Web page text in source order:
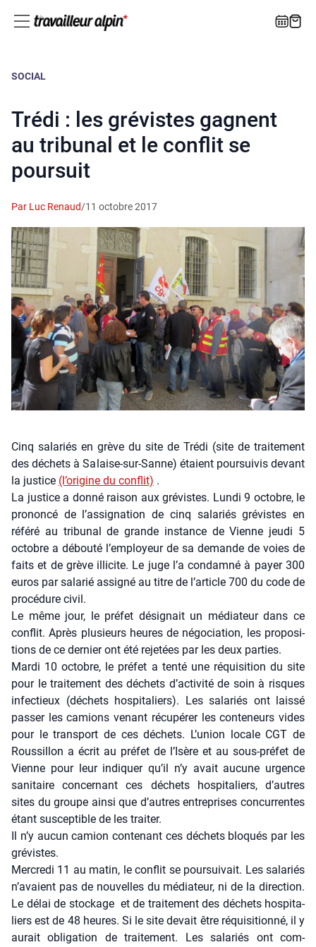
SOCIAL
Trédi : les grévistes gagnent
au tribunal et le conflit se
poursuit
Par Luc Renaud/11 octobre 2017
Cinq sala­riés en grève du site de Tré­di (site de trai­te­ment
des déchets à Salaise-sur-Sanne) étaient pour­sui­vis devant
la jus­tice (l’o­ri­gine du conflit) .
La jus­tice a don­né rai­son aux gré­vistes. Lun­di 9 octobre, le
pro­non­cé de l’as­si­gna­tion de cinq sala­riés gré­vistes en
réfé­ré au tri­bu­nal de grande ins­tance de Vienne jeu­di 5
octobre a débou­té l’employeur de sa demande de voies de
faits et de grève illi­cite. Le juge l’a condam­né à payer 300
euros par sala­rié assi­gné au titre de l’ar­ticle 700 du code de
pro­cé­dure civil.
Le même jour, le pré­fet dési­gnait un média­teur dans ce
conflit. Après plu­sieurs heures de négo­cia­tion, les pro­po­si­
tions de ce der­nier ont été reje­tées par les deux par­ties.
Mar­di 10 octobre, le pré­fet a ten­té une réqui­si­tion du site
pour le trai­te­ment des déchets d’ac­ti­vi­té de soin à risques
infec­tieux (déchets hos­pi­ta­liers). Les sala­riés ont lais­sé
pas­ser les camions venant récu­pé­rer les conte­neurs vides
pour le trans­port de ces déchets. L’u­nion locale CGT de
Rous­sillon a écrit au pré­fet de l’I­sère et au sous-pré­fet de
Vienne pour leur indi­quer qu’il n’y avait aucune urgence
sani­taire concer­nant ces déchets hos­pi­ta­liers, d’autres
sites du groupe ain­si que d’autres entre­prises concur­rentes
étant sus­cep­tible de les trai­ter.
Il n’y aucun camion conte­nant ces déchets blo­qués par les
gré­vistes.
Mer­cre­di 11 au matin, le conflit se pour­sui­vait. Les sala­riés
n’a­vaient pas de nou­velles du média­teur, ni de la direc­tion.
Le délai de sto­ckage et de trai­te­ment des déchets hos­pi­ta­
liers est de 48 heures. Si le site devait être réqui­si­tion­né, il y
aurait obli­ga­tion de trai­te­ment. Les sala­riés ont com­